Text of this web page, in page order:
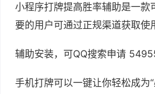
小程序打牌提高胜率辅助是一款
要的用户可通过正规渠道获取使
辅助安装，可QQ搜索申请
手机打牌可以一键让你轻松成为